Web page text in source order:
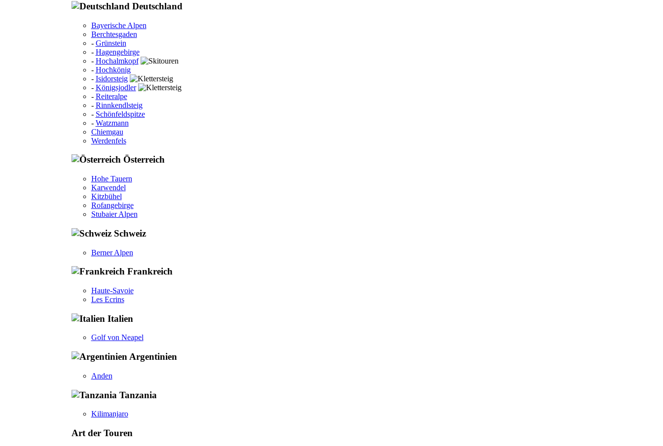
Deutschland
Bayerische Alpen
Berchtesgaden
- Grünstein
- Hagengebirge
- Hochalmkopf
- Hochkönig
- Isidorsteig
- Königsjodler
- Reiteralpe
- Rinnkendlsteig
- Schönfeldspitze
- Watzmann
Chiemgau
Werdenfels
Österreich
Hohe Tauern
Karwendel
Kitzbühel
Rofangebirge
Stubaier Alpen
Schweiz
Berner Alpen
Frankreich
Haute-Savoie
Les Ecrins
Italien
Golf von Neapel
Argentinien
Anden
Tanzania
Kilimanjaro
Art der Touren